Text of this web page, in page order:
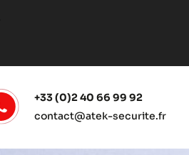
+33 (0)2 40 66 99 92
contact@atek-securite.fr